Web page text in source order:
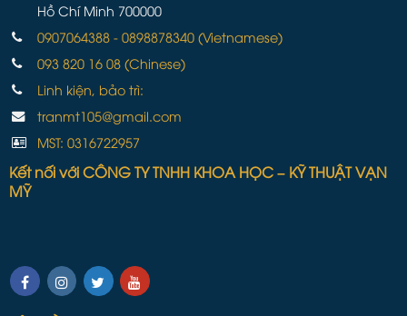
Hồ Chí Minh 700000
0907064388 - 0898878340 (Vietnamese)
093 820 16 08 (Chinese)
Linh kiện, bảo trì:
tranmt105@gmail.com
MST: 0316722957
Kết nối với CÔNG TY TNHH KHOA HỌC – KỸ THUẬT VẠN
MỸ